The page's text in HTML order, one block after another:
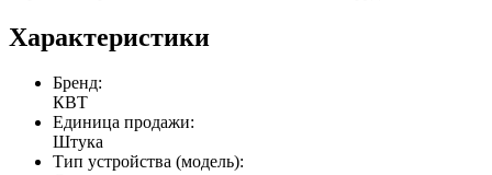
Характеристики
Бренд:
КВТ
Единица продажи:
Штука
Тип устройства (модель):